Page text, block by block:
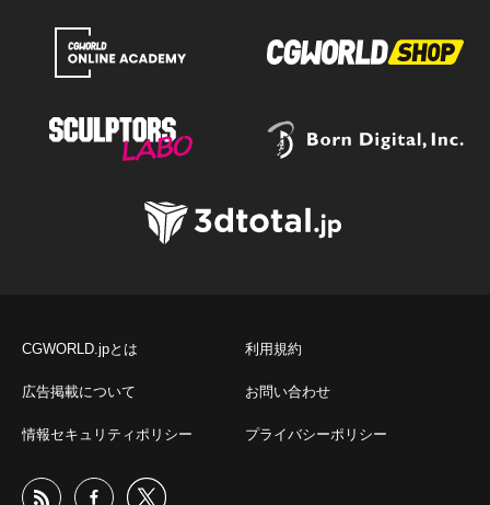
CGWORLD.jpとは 利用規約
広告掲載について お問い合わせ
情報セキュリティポリシー プライバシーポリシー